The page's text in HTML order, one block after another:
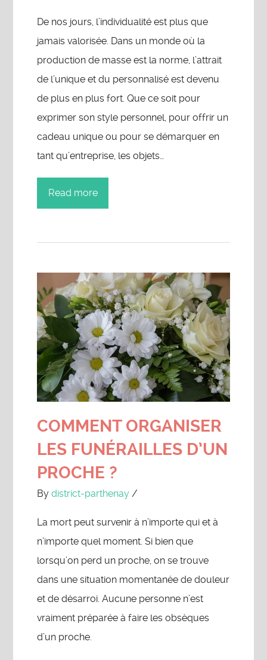
De nos jours, l’individualité est plus que
jamais valorisée. Dans un monde où la
production de masse est la norme, l’attrait
de l’unique et du personnalisé est devenu
de plus en plus fort. Que ce soit pour
exprimer son style personnel, pour offrir un
cadeau unique ou pour se démarquer en
tant qu’entreprise, les objets…
Read more
COMMENT ORGANISER
LES FUNÉRAILLES D’UN
PROCHE ?
Bydistrict-parthenay /
La mort peut survenir à n’importe qui et à
n’importe quel moment. Si bien que
lorsqu’on perd un proche, on se trouve
dans une situation momentanée de douleur
et de désarroi. Aucune personne n’est
vraiment préparée à faire les obsèques
d’un proche.